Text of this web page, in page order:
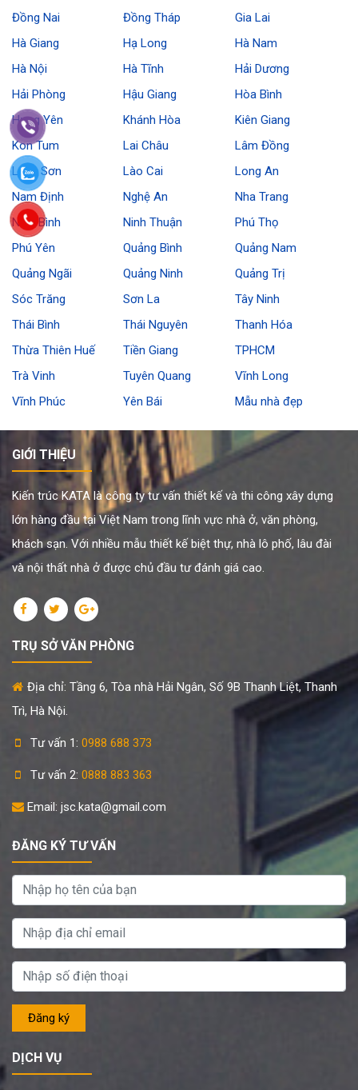
Đồng Nai
Đồng Tháp
Gia Lai
Hà Giang
Hạ Long
Hà Nam
Hà Nội
Hà Tĩnh
Hải Dương
Hải Phòng
Hậu Giang
Hòa Bình
Hưng Yên
Khánh Hòa
Kiên Giang
Kon Tum
Lai Châu
Lâm Đồng
Lạng Sơn
Lào Cai
Long An
Nam Định
Nghệ An
Nha Trang
Ninh Bình
Ninh Thuận
Phú Thọ
Phú Yên
Quảng Bình
Quảng Nam
Quảng Ngãi
Quảng Ninh
Quảng Trị
Sóc Trăng
Sơn La
Tây Ninh
Thái Bình
Thái Nguyên
Thanh Hóa
Thừa Thiên Huế
Tiền Giang
TPHCM
Trà Vinh
Tuyên Quang
Vĩnh Long
Vĩnh Phúc
Yên Bái Mẫu nhà đẹp
GIỚI THIỆU
Kiến trúc KATA là công ty tư vấn thiết kế và thi công xây dựng
lớn hàng đầu tại Việt Nam trong lĩnh vực nhà ở, văn phòng,
khách sạn. Với nhiều mẫu thiết kế biệt thự, nhà lô phố, lâu đài
và nội thất nhà ở được chủ đầu tư đánh giá cao.
TRỤ SỞ VĂN PHÒNG
Địa chỉ: Tầng 6, Tòa nhà Hải Ngân, Số 9B Thanh Liệt, Thanh
Trì, Hà Nội.
Tư vấn 1: 0988 688 373
Tư vấn 2: 0888 883 363
Email: jsc.kata@gmail.com
ĐĂNG KÝ TƯ VẤN
DỊCH VỤ